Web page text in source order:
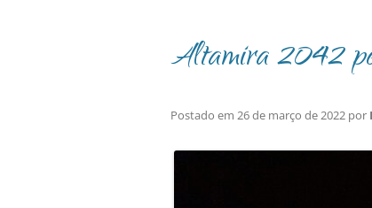
Altamira 2042
Postado em 26 de março de 2022 por